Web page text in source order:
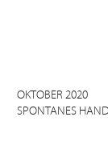
OKTOBER 2020
SPONTANES